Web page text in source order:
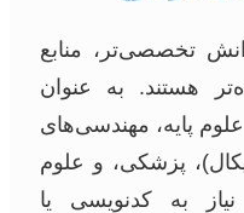
تخصصی‌تر، منابع
هستند. به عنوان
علوم پایه، مهندسی‌های
پزشکی، و علوم
به کدنویسی یا